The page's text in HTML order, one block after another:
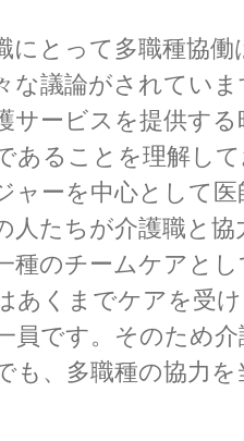
にとって多職種協
な議論がされてい
サービスを提供す
あることを理解し
ャーを中心として
人たちが介護職と
種のチームケアと
あくまでケアを受
員です。そのため
も、多職種の協力